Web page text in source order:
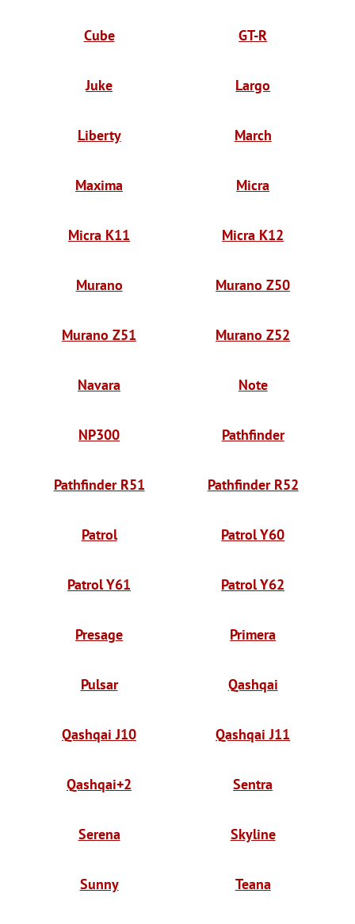
Cube GT-R
Juke Largo
Liberty March
Maxima Micra
Micra K11 Micra K12
Murano Murano Z50
Murano Z51 Murano Z52
Navara Note
NP300 Pathfinder
Pathfinder R51 Pathfinder R52
Patrol Patrol Y60
Patrol Y61 Patrol Y62
Presage Primera
Pulsar Qashqai
Qashqai J10 Qashqai J11
Qashqai+2 Sentra
Serena Skyline
Sunny Teana